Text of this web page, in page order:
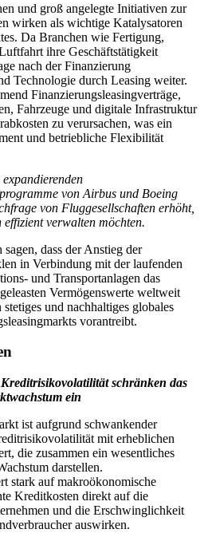
und groß angelegte Initiativen zur
wirken als wichtige Katalysatoren
Da Branchen wie Fertigung,
ihre Geschäftstätigkeit
nach der Finanzierung
Technologie durch Leasing weiter.
Finanzierungsleasingverträge,
Fahrzeuge und digitale Infrastruktur
zu verursachen, was ein
und betriebliche Flexibilität
expandierenden
von Airbus und Boeing
von Fluggesellschaften erhöht,
verwalten möchten.
sagen, dass der Anstieg der
in Verbindung mit der laufenden
und Transportanlagen das
Vermögenswerte weltweit
und nachhaltiges globales
vorantreibt.
schränken das
ein
ist aufgrund schwankender
mit erheblichen
die zusammen ein wesentliches
darstellen.
stark auf makroökonomische
Kreditkosten direkt auf die
und die Erschwinglichkeit
auswirken.